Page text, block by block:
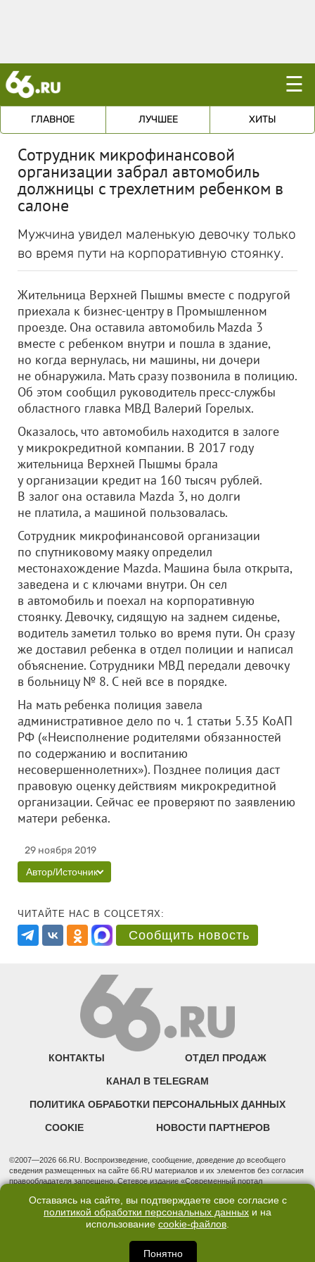
☰
ГЛАВНОЕ ЛУЧШЕЕ ХИТЫ
Сотрудник микрофинансовой
организации забрал автомобиль
должницы с трехлетним ребенком в
салоне
Мужчина увидел маленькую девочку только
во время пути на корпоративную стоянку.
Жительница Верхней Пышмы вместе с подругой
приехала к бизнес-центру в Промышленном
проезде. Она оставила автомобиль Mazda 3
вместе с ребенком внутри и пошла в здание,
но когда вернулась, ни машины, ни дочери
не обнаружила. Мать сразу позвонила в полицию.
Об этом сообщил руководитель пресс-службы
областного главка МВД Валерий Горелых.
Оказалось, что автомобиль находится в залоге
у микрокредитной компании. В 2017 году
жительница Верхней Пышмы брала
у организации кредит на 160 тысяч рублей.
В залог она оставила Mazda 3, но долги
не платила, а машиной пользовалась.
Сотрудник микрофинансовой организации
по спутниковому маяку определил
местонахождение Mazda. Машина была открыта,
заведена и с ключами внутри. Он сел
в автомобиль и поехал на корпоративную
стоянку. Девочку, сидящую на заднем сиденье,
водитель заметил только во время пути. Он сразу
же доставил ребенка в отдел полиции и написал
объяснение. Сотрудники МВД передали девочку
в больницу № 8. С ней все в порядке.
На мать ребенка полиция завела
административное дело по ч. 1 статьи 5.35 КоАП
РФ («Неисполнение родителями обязанностей
по содержанию и воспитанию
несовершеннолетних»). Позднее полиция даст
правовую оценку действиям микрокредитной
организации. Сейчас ее проверяют по заявлению
матери ребенка.
29 ноября 2019
Автор/Источник
ЧИТАЙТЕ НАС В СОЦСЕТЯХ:
Сообщить новость
КОНТАКТЫ ОТДЕЛ ПРОДАЖ
КАНАЛ В TELEGRAM
ПОЛИТИКА ОБРАБОТКИ ПЕРСОНАЛЬНЫХ ДАННЫХ
COOKIE НОВОСТИ ПАРТНЕРОВ
©2007—2026 66.RU. Воспроизведение, сообщение, доведение до всеобщего
сведения размещенных на сайте 66.RU материалов и их элементов без согласия
правообладателя запрещено. Сетевое издание «Современный портал
надзору в сфере связи, информационных технологий и массовых коммуникаций
(Роскомнадзор). Регистрационный номер ЭЛ № ФС 77 - 76634 от 02.09.2019
Учредитель: Общество с ограниченной ответственностью "66.ру". Юридический
3, оф. 7015 Фактический адрес редакции и отдела продаж: 620014, Свердловская
обл., г. Екатеринбург, ул. Бориса Ельцина, д. 3, оф. 7015, +7 (343) 288-50-66
Оставаясь на сайте, вы подтверждаете свое согласие с
политикой обработки персональных данных и на
использование cookie-файлов.
Понятно